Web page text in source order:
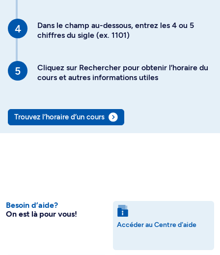
Dans le champ au-dessous, entrez les 4 ou 5
chiffres du sigle (ex. 1101)
Cliquez sur Rechercher pour obtenir l’horaire du
cours et autres informations utiles
Trouvez l’horaire d’un cours
Besoin d’aide?
On est là pour vous!
Accéder au Centre d'aide